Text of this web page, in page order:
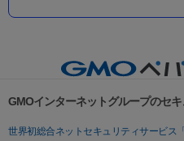
GMOインターネットグループのセ
世界初総合ネットセキュリティサービス